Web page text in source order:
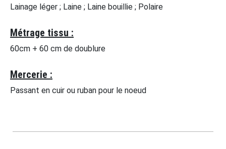
Lainage léger ; Laine ; Laine bouillie ; Polaire
Métrage tissu :
60cm + 60 cm de doublure
Mercerie :
Passant en cuir ou ruban pour le noeud